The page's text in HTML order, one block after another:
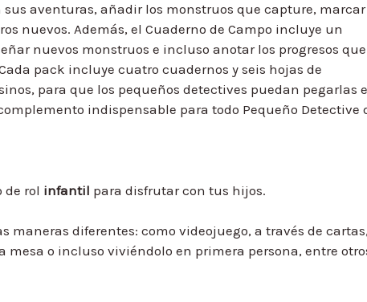
aventuras, añadir los monstruos que capture, marcar
nuevos. Además, el Cuaderno de Campo incluye un
nuevos monstruos e incluso anotar los progresos que
pack incluye cuatro cuadernos y seis hojas de
para que los pequeños detectives puedan pegarlas
indispensable para todo Pequeño Detective
de rol infantil para disfrutar con tus hijos.
maneras diferentes: como videojuego, a través de
mesa o incluso viviéndolo en primera persona, entre